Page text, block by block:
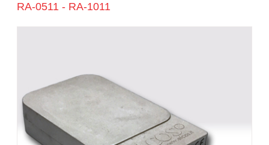
RA-0511 - RA-1011